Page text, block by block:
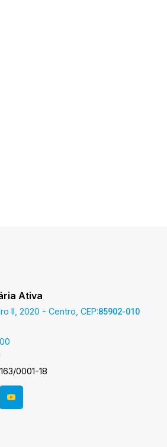
Ativa
II, 2020 - Centro, CEP:85902-010
0001-18